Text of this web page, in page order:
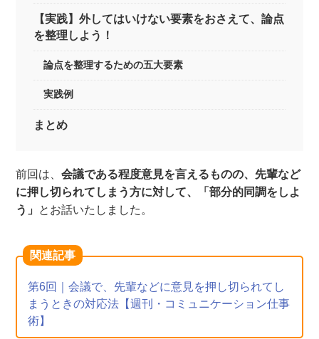
【実践】外してはいけない要素をおさえて、論点
を整理しよう！
論点を整理するための五大要素
実践例
まとめ
前回は、会議である程度意見を言えるものの、先輩など
に押し切られてしまう方に対して、「部分的同調をしよ
う」 とお話いたしました。
関連記事
第6回｜会議で、先輩などに意見を押し切られてし
まうときの対応法【週刊・コミュニケーション仕事
術】